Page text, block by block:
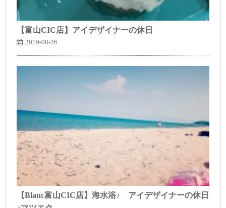
【富山CIC店】アイデザイナーの休日
2019-08-26
【Blanc富山CIC店】海水浴♪ アイデザイナーの休日